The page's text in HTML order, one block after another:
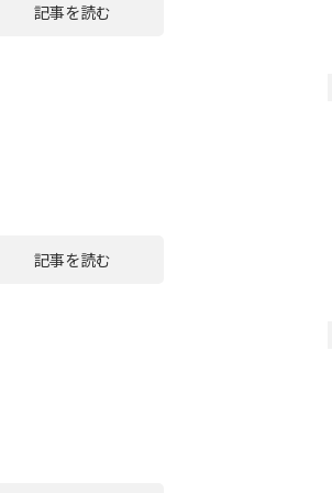
記事を読む
記事を読む